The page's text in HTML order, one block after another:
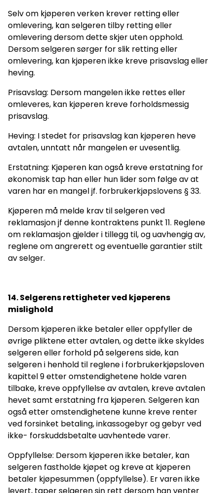
Selv om kjøperen verken krever retting eller
omlevering, kan selgeren tilby retting eller
omlevering dersom dette skjer uten opphold.
Dersom selgeren sørger for slik retting eller
omlevering, kan kjøperen ikke kreve prisavslag eller
heving.
Prisavslag: Dersom mangelen ikke rettes eller
omleveres, kan kjøperen kreve forholdsmessig
prisavslag.
Heving: I stedet for prisavslag kan kjøperen heve
avtalen, unntatt når mangelen er uvesentlig.
Erstatning: Kjøperen kan også kreve erstatning for
økonomisk tap han eller hun lider som følge av at
varen har en mangel jf. forbrukerkjøpslovens § 33.
Kjøperen må melde krav til selgeren ved
reklamasjon jf denne kontraktens punkt 11. Reglene
om reklamasjon gjelder i tillegg til, og uavhengig av,
reglene om angrerett og eventuelle garantier stilt
av selger.
14. Selgerens rettigheter ved kjøperens
mislighold
Dersom kjøperen ikke betaler eller oppfyller de
øvrige pliktene etter avtalen, og dette ikke skyldes
selgeren eller forhold på selgerens side, kan
selgeren i henhold til reglene i forbrukerkjøpsloven
kapittel 9 etter omstendighetene holde varen
tilbake, kreve oppfyllelse av avtalen, kreve avtalen
hevet samt erstatning fra kjøperen. Selgeren kan
også etter omstendighetene kunne kreve renter
ved forsinket betaling, inkassogebyr og gebyr ved
ikke- forskuddsbetalte uavhentede varer.
Oppfyllelse: Dersom kjøperen ikke betaler, kan
selgeren fastholde kjøpet og kreve at kjøperen
betaler kjøpesummen (oppfyllelse). Er varen ikke